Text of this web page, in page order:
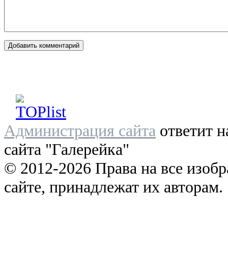
Администрация сайта ответит
сайта "Галерейка"
© 2012-2026 Права на все
сайте, принадлежат их авторам.